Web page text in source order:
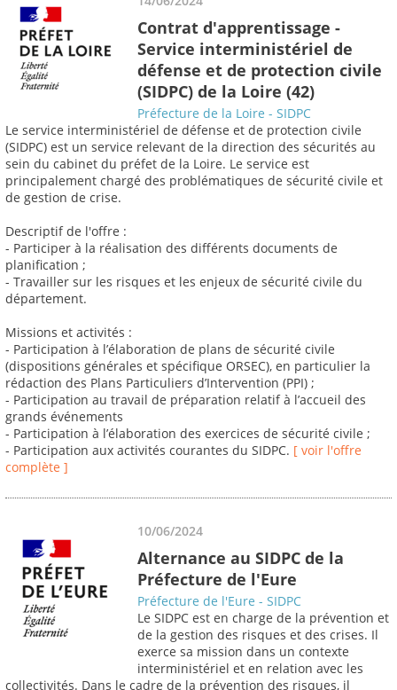
Contrat d'apprentissage -
Service interministériel de
défense et de protection civile
(SIDPC) de la Loire (42)
Préfecture de la Loire - SIDPC
Le service interministériel de défense et de protection civile
(SIDPC) est un service relevant de la direction des sécurités au
sein du cabinet du préfet de la Loire. Le service est
principalement chargé des problématiques de sécurité civile et
de gestion de crise.
Descriptif de l'offre :
- Participer à la réalisation des différents documents de
planification ;
- Travailler sur les risques et les enjeux de sécurité civile du
département.
Missions et activités :
- Participation à l’élaboration de plans de sécurité civile
(dispositions générales et spécifique ORSEC), en particulier la
rédaction des Plans Particuliers d’Intervention (PPI) ;
- Participation au travail de préparation relatif à l’accueil des
grands événements
- Participation à l’élaboration des exercices de sécurité civile ;
- Participation aux activités courantes du SIDPC. [ voir l'offre
complète ]
10/06/2024
Alternance au SIDPC de la
Préfecture de l'Eure
Préfecture de l'Eure - SIDPC
Le SIDPC est en charge de la prévention et
de la gestion des risques et des crises. Il
exerce sa mission dans un contexte
interministériel et en relation avec les
collectivités. Dans le cadre de la prévention des risques, il